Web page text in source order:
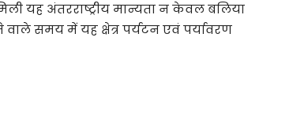
यह अंतरराष्ट्रीय मान्यता न केवल बलिया
समय में यह क्षेत्र पर्यटन एवं पर्यावरण